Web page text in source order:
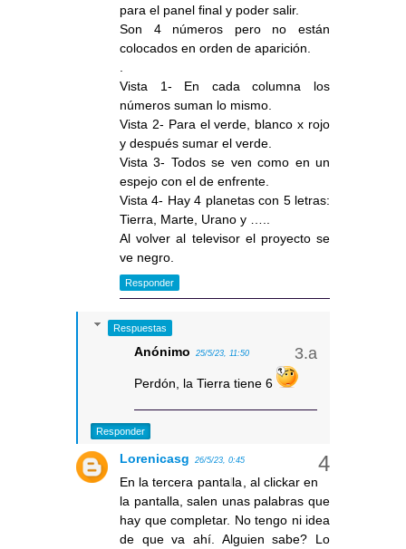
para el panel final y poder salir.
Son 4 números pero no están
colocados en orden de aparición.
Vista 1- En cada columna los
números suman lo mismo.
Vista 2- Para el verde, blanco x rojo
y después sumar el verde.
Vista 3- Todos se ven como en un
espejo con el de enfrente.
Vista 4- Hay 4 planetas con 5 letras:
Tierra, Marte, Urano y …..
Al volver al televisor el proyecto se
ve negro.
Responder
Respuestas
Anónimo 25/5/23, 11:50
Perdón, la Tierra tiene 6
Responder
Lorenicasg 26/5/23, 0:45
En la tercera pantalla, al clickar en
la pantalla, salen unas palabras que
hay que completar. No tengo ni idea
de que va ahí. Alguien sabe? Lo